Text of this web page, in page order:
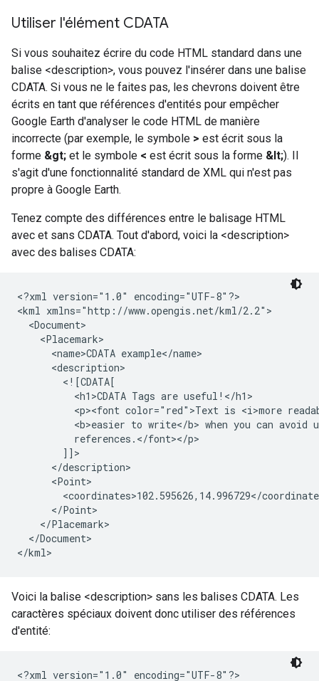
Utiliser l'élément CDATA
Si vous souhaitez écrire du code HTML standard dans une
balise <description>, vous pouvez l'insérer dans une balise
CDATA. Si vous ne le faites pas, les chevrons doivent être
écrits en tant que références d'entités pour empêcher
Google Earth d'analyser le code HTML de manière
incorrecte (par exemple, le symbole > est écrit sous la
forme &gt; et le symbole < est écrit sous la forme &lt;). Il
s'agit d'une fonctionnalité standard de XML qui n'est pas
propre à Google Earth.
Tenez compte des différences entre le balisage HTML
avec et sans CDATA. Tout d'abord, voici la <description>
avec des balises CDATA:
<?xml version="1.0" encoding="UTF-8"?>
<kml xmlns="http://www.opengis.net/kml/2.2">
  <Document>
    <Placemark>
      <name>CDATA example</name>
      <description>
        <![CDATA[
          <h1>CDATA Tags are useful!</h1>
<p><font color="red">Text is <i>more
<b>easier to write</b> when you can avoid
          references.</font></p>
        ]]>
      </description>
      <Point>
<coordinates>102.595626,14.996729</
      </Point>
    </Placemark>
  </Document>
Voici la balise <description> sans les balises CDATA. Les
caractères spéciaux doivent donc utiliser des références
d'entité:
<?xml version="1.0" encoding="UTF-8"?>